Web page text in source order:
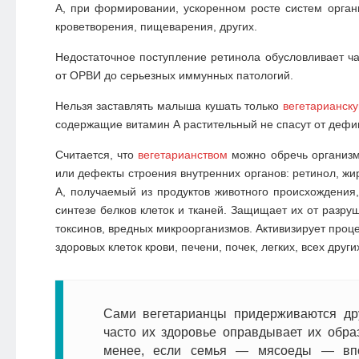
А, при формировании, ускоренном росте систем
кроветворения, пищеварения, других.
Недостаточное поступление ретинола обусловливает
от ОРВИ до серьезных иммунных патологий.
Нельзя заставлять малыша кушать только
содержащие витамин А растительный не спасут от
Считается, что вегетарианством можно обречь
или дефекты строения внутренних органов: ретинол,
А, получаемый из продуктов животного
синтезе белков клеток и тканей. Защищает их от
токсинов, вредных микроорганизмов. Активизирует
здоровых клеток крови, печени, почек, легких, всех
Сами вегетарианцы придерживаются
часто их здоровье оправдывает их
менее, если семья — мясоеды —